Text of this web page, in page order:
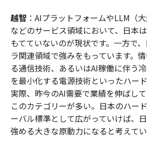
越智 ：AIプラットフォームやLLM（
などのサービス領域において、日本
もてていないのが現状です。一方で
ラ関連領域で強みをもっています。
る通信技術、あるいはAI稼働に伴う
を最小化する電源技術といったハー
実際、昨今のAI需要で業績を伸ばして
このカテゴリーが多い。日本のハー
ーバル標準として広がっていけば、
強める大きな原動力になると考えてい